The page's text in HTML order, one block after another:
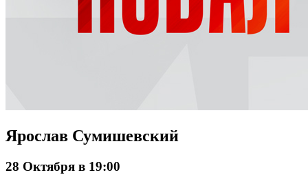
Ярослав Сумишевский
28 Октября в 19:00